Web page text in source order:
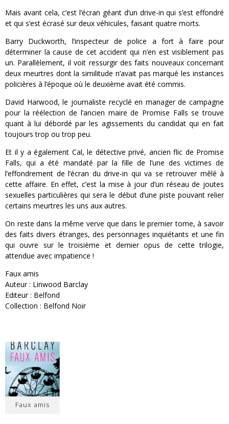
Mais avant cela, c’est l’écran géant d’un drive-in qui s’est effondré
et qui s’est écrasé sur deux véhicules, faisant quatre morts.
Barry Duckworth, l’inspecteur de police a fort à faire pour
déterminer la cause de cet accident qui n’en est visiblement pas
un. Parallèlement, il voit ressurgir des faits nouveaux concernant
deux meurtres dont la similitude n’avait pas marqué les instances
policières à l’époque où le deuxième avait été commis.
David Harwood, le journaliste recyclé en manager de campagne
pour la réélection de l’ancien maire de Promise Falls se trouve
quant à lui débordé par les agissements du candidat qui en fait
toujours trop ou trop peu.
Et il y a également Cal, le détective privé, ancien flic de Promise
Falls, qui a été mandaté par la fille de l’une des victimes de
l’effondrement de l’écran du drive-in qui va se retrouver mêlé à
cette affaire. En effet, c’est la mise à jour d’un réseau de joutes
sexuelles particulières qui sera le début d’une piste pouvant relier
certains meurtres les uns aux autres.
On reste dans la même verve que dans le premier tome, à savoir
des faits divers étranges, des personnages inquiétants et une fin
qui ouvre sur le troisième et dernier opus de cette trilogie,
attendue avec impatience !
Faux amis
Auteur : Linwood Barclay
Editeur : Belfond
Collection : Belfond Noir
Faux amis